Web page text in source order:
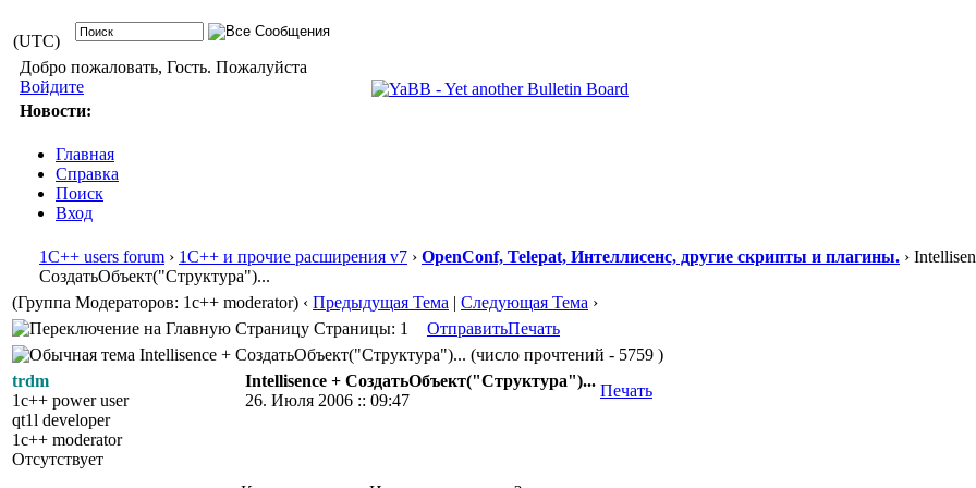
(UTC)
Добро пожаловать, Гость. Пожалуйста
Войдите
Новости:
Главная
Справка
Поиск
Вход
1С++ users forum › 1С++ и прочие расширения v7 › OpenConf, Telepat, Интеллисенс, другие скрипты и плагины. ›
СоздатьОбъект("Структура")...
(Группа Модераторов: 1c++ moderator) ‹ Предыдущая Тема | Следующая Тема ›
Страницы: 1
ОтправитьПечать
Intellisence + СоздатьОбъект("Структура")... (число прочтений - 5759 )
trdm
1c++ power user
qt1l developer
1c++ moderator
Отсутствует
Intellisence + СоздатьОбъект("Структура")...
26. Июля 2006 :: 09:47
Печать